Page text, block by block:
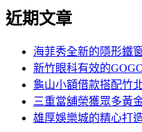
近期文章
海菲秀全新的隱形鐵
新竹眼科有效的
龜山小額借款搭配竹
三重當舖榮獲眾多黃
雄厚娛樂城的精心打